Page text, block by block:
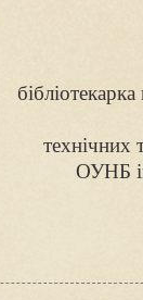
технічних
ОУНБ